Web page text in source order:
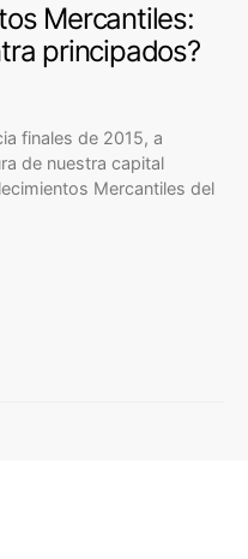
Mercantiles:
principados?
finales de 2015, a
de nuestra capital
Mercantiles del